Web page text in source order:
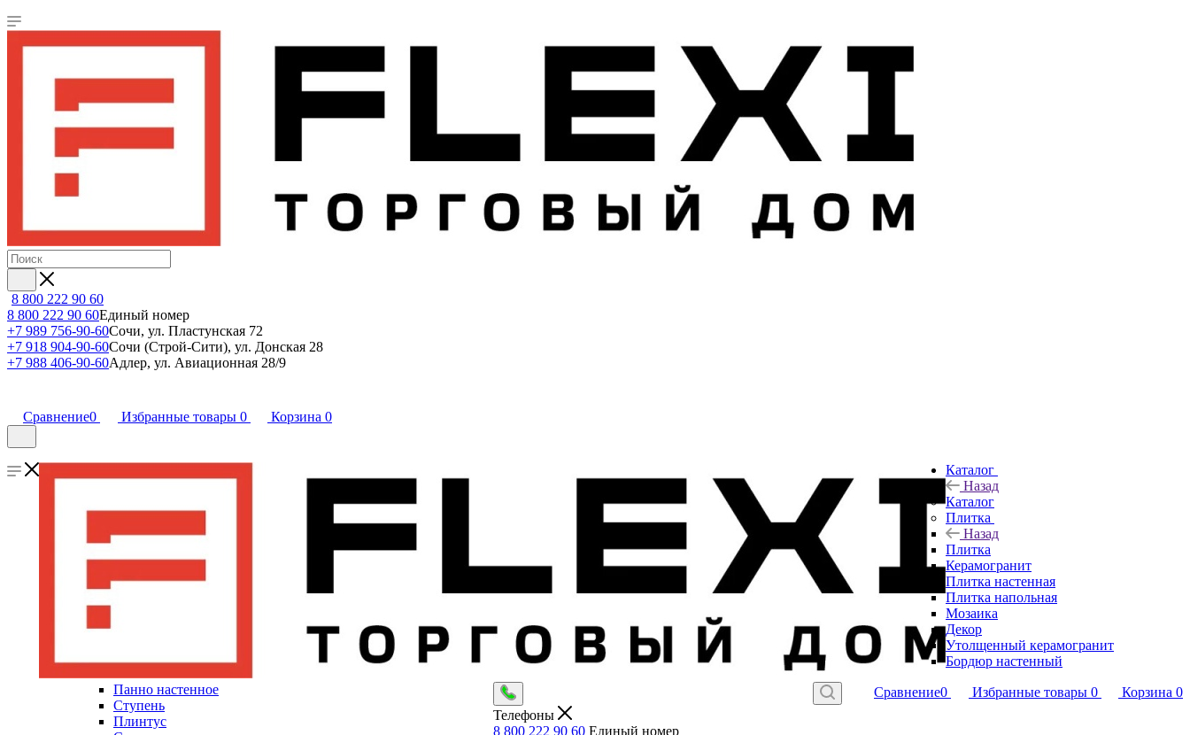
8 800 222 90 60
8 800 222 90 60Единый номер
+7 989 756-90-60Сочи, ул. Пластунская 72
+7 918 904-90-60Сочи (Строй-Сити), ул. Донская 28
+7 988 406-90-60Адлер, ул. Авиационная 28/9
Сравнение0 Избранные товары 0 Корзина 0
Сравнение0 Избранные товары 0 Корзина 0
Телефоны
8 800 222 90 60 Единый номер
Каталог
Назад
Каталог
Плитка
Назад
Плитка
Керамогранит
Плитка настенная
Плитка напольная
Мозаика
Декор
Утолщенный керамогранит
Бордюр настенный
Панно настенное
Ступень
Плинтус